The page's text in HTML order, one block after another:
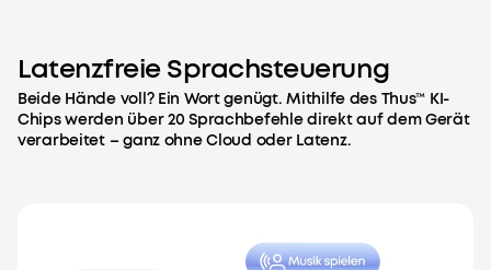
Latenzfreie Sprachsteuerung
Beide Hände voll? Ein Wort genügt. Mithilfe des Thus™ KI-
Chips werden über 20 Sprachbefehle direkt auf dem Gerät
verarbeitet – ganz ohne Cloud oder Latenz.